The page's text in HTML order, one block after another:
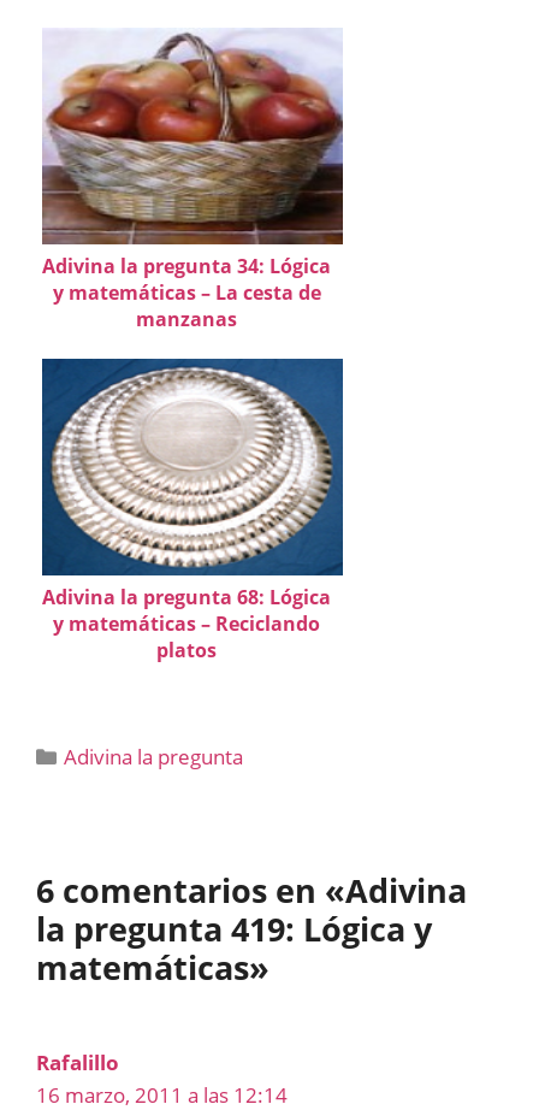
Adivina la pregunta 34: Lógica
y matemáticas – La cesta de
manzanas
Adivina la pregunta 68: Lógica
y matemáticas – Reciclando
platos
Categorías
Adivina la pregunta
6 comentarios en «Adivina
la pregunta 419: Lógica y
matemáticas»
Rafalillo
16 marzo, 2011 a las 12:14